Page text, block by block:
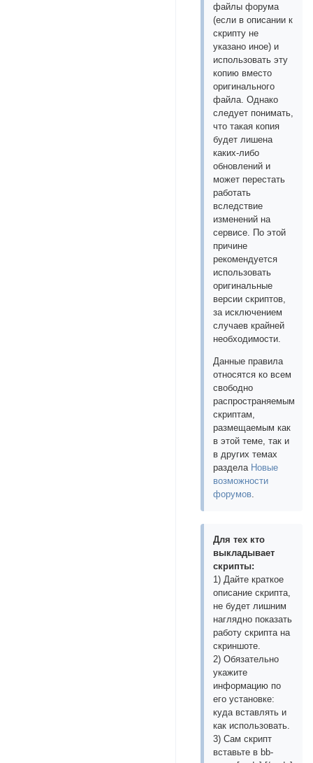
файлы форума
(если в описании к
скрипту не
указано иное) и
использовать эту
копию вместо
оригинального
файла. Однако
следует понимать,
что такая копия
будет лишена
каких-либо
обновлений и
может перестать
работать
вследствие
изменений на
сервисе. По этой
причине
рекомендуется
использовать
оригинальные
версии скриптов,
за исключением
случаев крайней
необходимости.
Данные правила
относятся ко всем
свободно
распространяемым
скриптам,
размещаемым как
в этой теме, так и
в других темах
раздела Новые
возможности
форумов.
Для тех кто
выкладывает
скрипты:
1) Дайте краткое
описание скрипта,
не будет лишним
наглядно показать
работу скрипта на
скриншоте.
2) Обязательно
укажите
информацию по
его установке:
куда вставлять и
как использовать.
3) Сам скрипт
вставьте в bb-